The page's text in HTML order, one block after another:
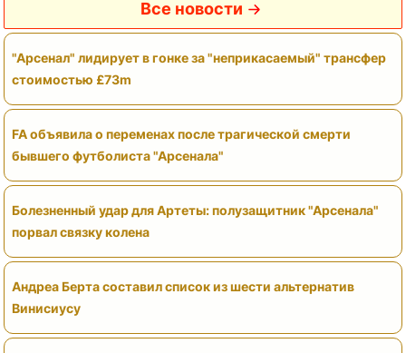
Все новости
"Арсенал" лидирует в гонке за "неприкасаемый" трансфер
стоимостью £73m
FA объявила о переменах после трагической смерти
бывшего футболиста "Арсенала"
Болезненный удар для Артеты: полузащитник "Арсенала"
порвал связку колена
Андреа Берта составил список из шести альтернатив
Винисиусу